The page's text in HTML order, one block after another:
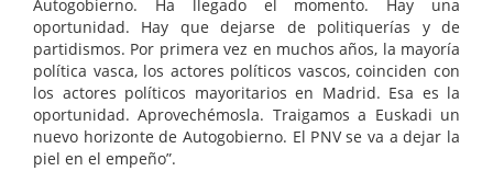
Autogobierno. Ha llegado el momento. Hay una
oportunidad. Hay que dejarse de politiquerías y de
partidismos. Por primera vez en muchos años, la mayoría
política vasca, los actores políticos vascos, coinciden con
los actores políticos mayoritarios en Madrid. Esa es la
oportunidad. Aprovechémosla. Traigamos a Euskadi un
nuevo horizonte de Autogobierno. El PNV se va a dejar la
piel en el empeño”.